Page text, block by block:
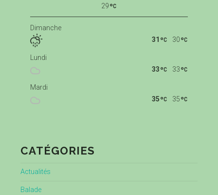
29
Dimanche
30
31
Lundi
33
33
Mardi
35
35
CATÉGORIES
Actualités
Balade